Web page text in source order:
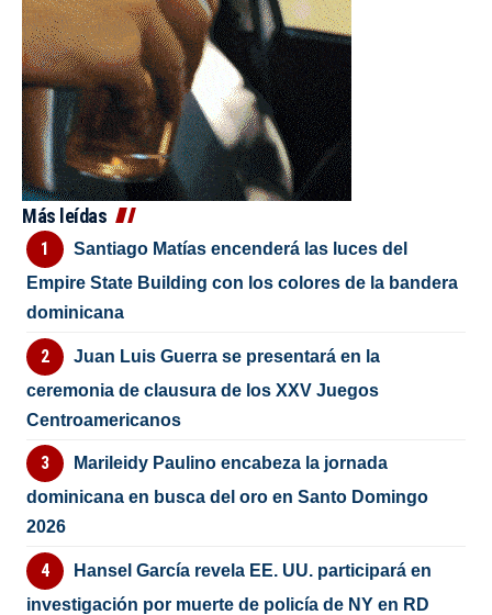
Más leídas
Santiago Matías encenderá las luces del
Empire State Building con los colores de la bandera
dominicana
Juan Luis Guerra se presentará en la
ceremonia de clausura de los XXV Juegos
Centroamericanos
Marileidy Paulino encabeza la jornada
dominicana en busca del oro en Santo Domingo
2026
Hansel García revela EE. UU. participará en
investigación por muerte de policía de NY en RD